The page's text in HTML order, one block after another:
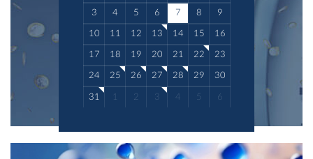
3 4 5 6 7 8 9
10 11 12 13 14 15 16
17 18 19 20 21 22 23
24 25 26 27 28 29 30
31 1 2 3 4 5 6